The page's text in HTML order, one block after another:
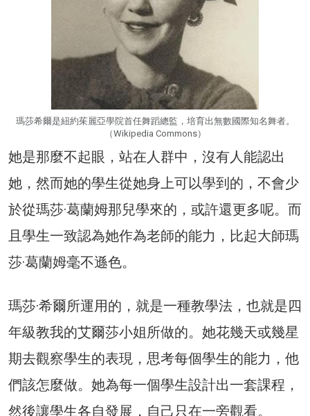
瑪莎希爾是紐約茱麗亞學院首任舞蹈總監，培育出無數國際知名舞者。
（Wikipedia Commons）
她是那麼不起眼，站在人群中，沒有人能認出
她，然而她的學生從她身上可以學到的，不會少
於從瑪莎·葛蘭姆那兒學來的，或許還更多呢。而
且學生一致認為她作為老師的能力，比起大師瑪
莎·葛蘭姆毫不遜色。
瑪莎·希爾所運用的，就是一種教學法，也就是四
年級教我的艾爾莎小姐所做的。她花幾天或幾星
期去觀察學生的表現，思考每個學生的能力，他
們該怎麼做。她為每一個學生設計出一套課程，
然後讓學生各自發展，自己只在一旁觀看。